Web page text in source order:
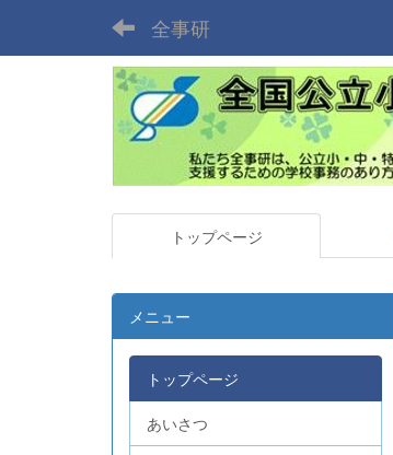
全事研
トップページ
メニュー
トップページ
あいさつ